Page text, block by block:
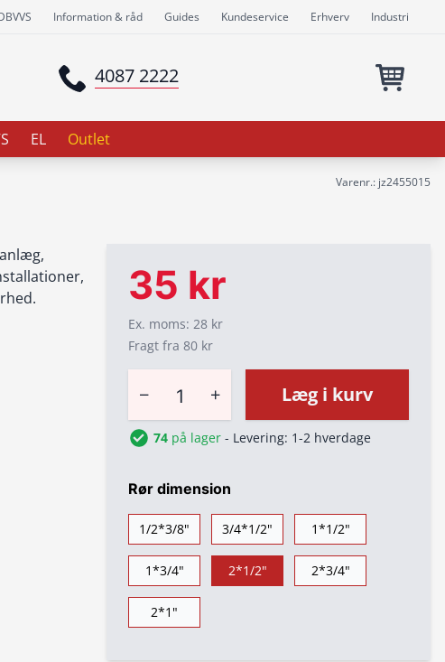
Information & råd Guides Kundeservice Erhverv Industri
4087 2222
EL Outlet
Varenr.: jz2455015
35 kr
Ex. moms: 28 kr
Fragt fra 80 kr
− + Læg i kurv
74 på lager - Levering: 1-2 hverdage
Rør dimension
1/2*3/8" 3/4*1/2" 1*1/2"
1*3/4" 2*1/2" 2*3/4"
2*1"